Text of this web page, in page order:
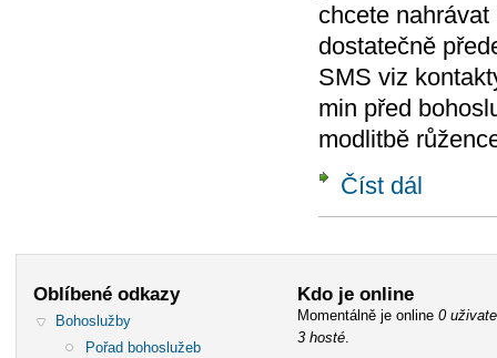
chcete
dostatečně
SMS viz
min před
modlitbě
Číst dál
Oblíbené odkazy
Bohoslužby
Pořad bohoslužeb
Kdo je online
Momentálně je online 0
3 hosté.